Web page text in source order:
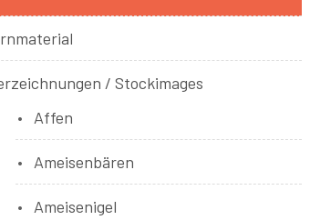
/ Stockimages
Affen
Ameisenbären
Ameisenigel